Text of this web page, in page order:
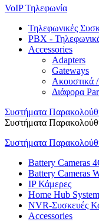
VoIP Τηλεφωνία
Τηλεφωνικές
PBX -
Accessories
Adapters
Gateways
Ακουστικά
Διάφορα
Συστήματα
Συστήματα
Συστήματα
Battery Cameras
Battery Cameras
IP Κάμερες
Home Hub System
NVR-Συσκευές
Accessories